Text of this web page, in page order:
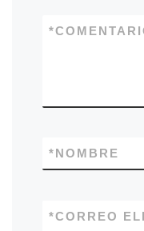
*
NOMBRE
*
CORREO
*